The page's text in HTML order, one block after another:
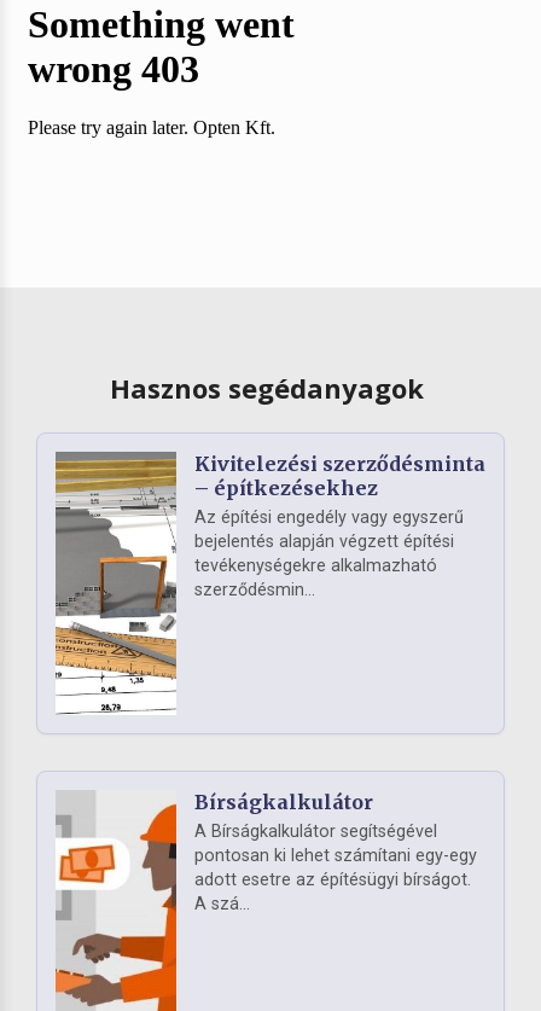
Hasznos segédanyagok
Kivitelezési szerződésminta
– építkezésekhez
Az építési engedély vagy egyszerű
bejelentés alapján végzett építési
tevékenységekre alkalmazható
szerződésmin...
Bírságkalkulátor
A Bírságkalkulátor segítségével
pontosan ki lehet számítani egy-egy
adott esetre az építésügyi bírságot.
A szá...